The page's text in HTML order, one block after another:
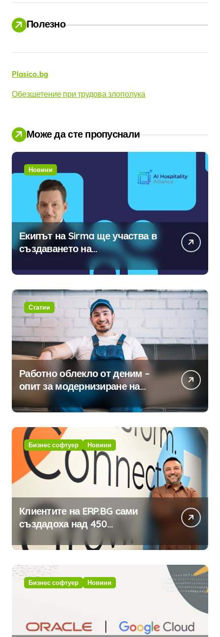
и
Полезно
Plasico.bg
Обезщетение при трудова злополука
Може да сте пропуснали
Новини
Екипът на Sirma ще участва в
създаването на
международните стандарти за
навлизане на изкуствен
интелект в хотелиерството
Статии
Работно облекло от деним –
опит за модернизиране на
традицията
Бизнес софтуер Новини
Клиентите на ERP.BG сами
създадоха над 450
приложения за ERP системата
с помощта на вградения в нея
изкуствен интелект
Бизнес софтуер Новини